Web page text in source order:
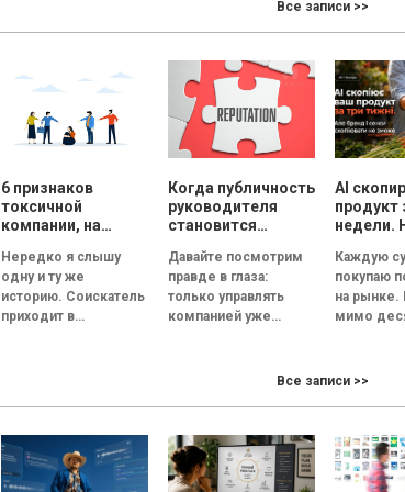
Все записи >>
6 признаков
токсичной
компании, на
обратить
внимание на
собеседовании
Нередко я слышу
одну и ту же
историю. Соискатель
приходит в
Когда публичность
руководителя
становится
репутации
Давайте посмотрим
правде в глаза:
только управлять
компанией уже
должен стать лицом
людей...
AI
продукт
недели.
сможет
Каждую
покупаю
на рынке.
мимо
примерно
похожий...
Все записи >>